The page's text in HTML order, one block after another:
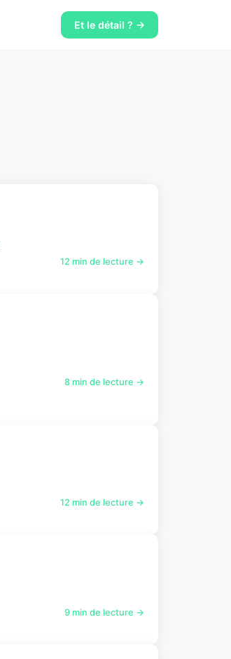
Et le détail ? →
12 min de lecture →
8 min de lecture →
12 min de lecture →
9 min de lecture →